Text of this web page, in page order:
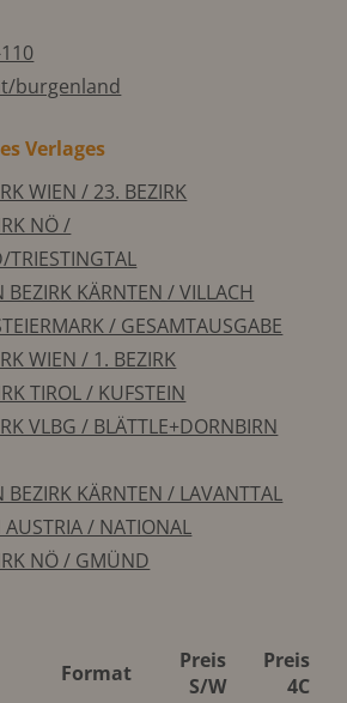
burgenland
Verlages
WIEN / 23. BEZIRK
NÖ /
TRIESTINGTAL
KÄRNTEN / VILLACH
/ GESAMTAUSGABE
WIEN / 1. BEZIRK
TIROL / KUFSTEIN
VLBG / BLÄTTLE+DORNBIRN
BEZIRK KÄRNTEN / LAVANTTAL
/ NATIONAL
NÖ / GMÜND
Format
Preis
S/W
Preis
4C